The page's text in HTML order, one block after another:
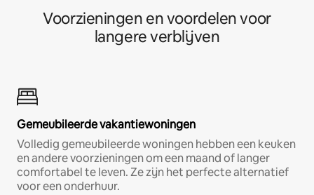
Voorzieningen en voordelen voor
langere verblijven
Gemeubileerde vakantiewoningen
Volledig gemeubileerde woningen hebben een keuken
en andere voorzieningen om een maand of langer
comfortabel te leven. Ze zijn het perfecte alternatief
voor een onderhuur.